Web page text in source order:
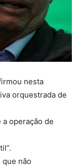
nesta
orquestrada de
operação de
que não